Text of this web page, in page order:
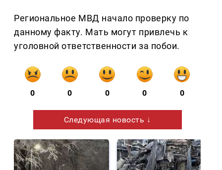
Региональное МВД начало проверку по
данному факту. Мать могут привлечь к
уголовной ответственности за побои.
0 0 0 0 0
Следующая новость ↓